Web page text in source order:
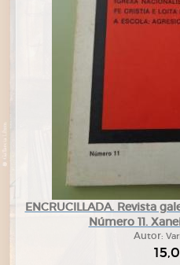
ENCRUCILLADA. Revista
Número 11.
Autor: